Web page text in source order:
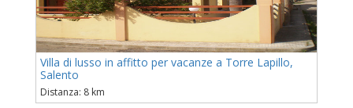
Villa di lusso in affitto per vacanze a Torre Lapillo,
Salento
Distanza: 8 km